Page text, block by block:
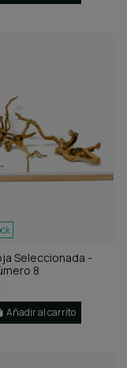
Seleccionada -
8
Añadir al carrito